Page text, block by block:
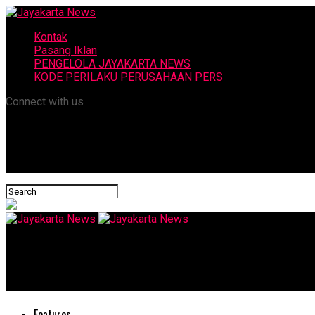
Kontak
Pasang Iklan
PENGELOLA JAYAKARTA NEWS
KODE PERILAKU PERUSAHAAN PERS
Connect with us